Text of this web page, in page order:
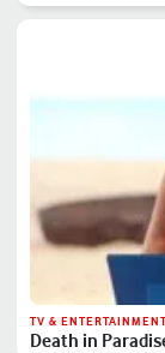
TV &
Death in